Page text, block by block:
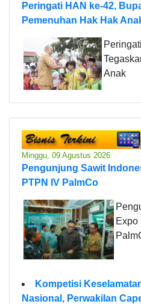
Peringati HAN ke-42,
Pemenuhan Hak Hak
Anak
Minggu, 09 Agustus 2026
Pengunjung Sawit
PTPN IV PalmCo
Expo
Kompetisi
Nasional, Perwakilan